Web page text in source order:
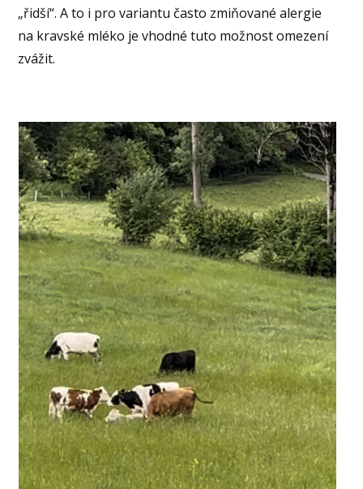
„řidší“. A to i pro variantu často zmiňované alergie
na kravské mléko je vhodné tuto možnost omezení
zvážit.